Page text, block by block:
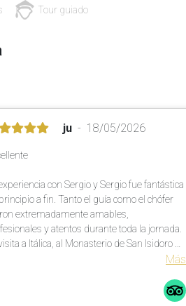
Tour guiado
ju 18/05/2026
experiencia con Sergio y Sergio fue fantástica
a fin. Tanto el guía como el chófer
extremadamente amables,
y atentos durante toda la jornada.
visita a Itálica, al Monasterio de San Isidoro y
Más